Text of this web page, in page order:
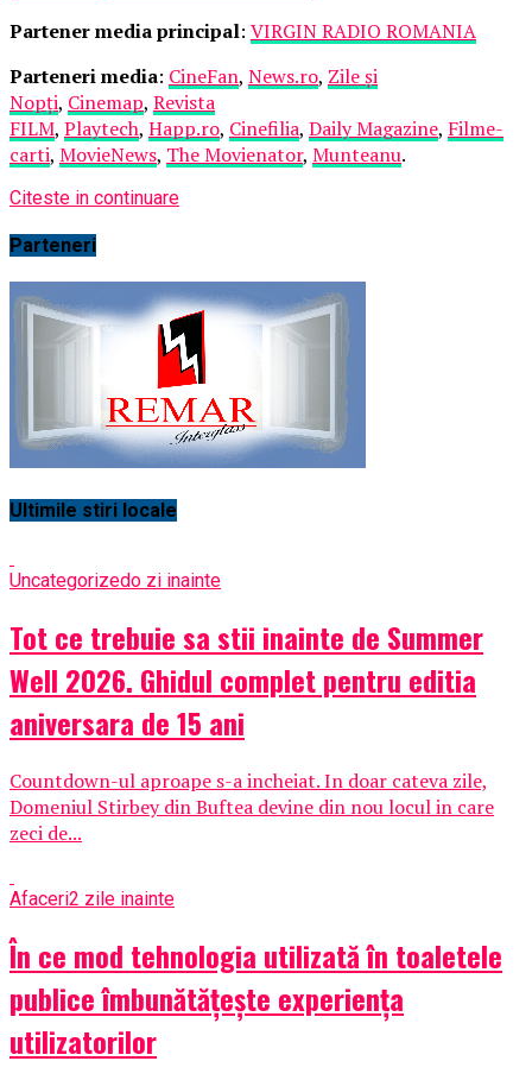
Partener media principal: VIRGIN RADIO ROMANIA
Parteneri media: CineFan, News.ro, Zile și
Nopți, Cinemap, Revista
FILM, Playtech, Happ.ro, Cinefilia, Daily Magazine, Filme-
carti, MovieNews, The Movienator, Munteanu.
Citeste in continuare
Parteneri
Ultimile stiri locale
Uncategorizedo zi inainte
Tot ce trebuie sa stii inainte de Summer
Well 2026. Ghidul complet pentru editia
aniversara de 15 ani
Countdown-ul aproape s-a incheiat. In doar cateva zile,
Domeniul Stirbey din Buftea devine din nou locul in care
zeci de...
Afaceri2 zile inainte
În ce mod tehnologia utilizată în toaletele
publice îmbunătățește experiența
utilizatorilor